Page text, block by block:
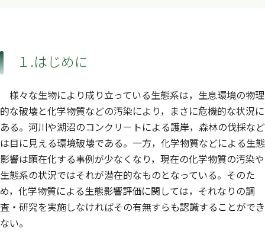
１.はじめに
様々な生物により成り立っている生態系は，生息環境の物理
的な破壊と化学物質などの汚染により，まさに危機的な状況に
ある。河川や湖沼のコンクリートによる護岸，森林の伐採など
は目に見える環境破壊である。一方，化学物質などによる生態
影響は顕在化する事例が少なくなり，現在の化学物質の汚染や
生態系の状況ではそれが潜在的なものとなっている。そのた
め，化学物質による生態影響評価に関しては，それなりの調
査・研究を実施しなければその有無すらも認識することができ
ない。